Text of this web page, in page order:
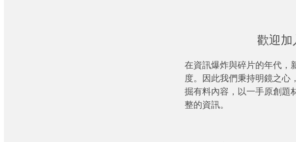
歡迎
在資訊爆炸與碎片的年代，
度。因此我們秉持明鏡之心
掘有料內容，以一手原創題
整的資訊。